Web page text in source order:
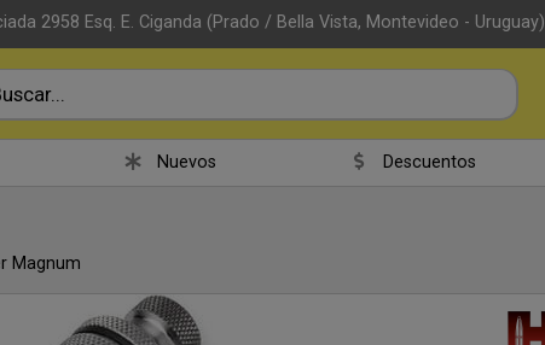
Compartir por email
2958 Esq. E. Ciganda (Prado / Bella Vista, Montevideo - Uruguay)
Nuevos Descuentos
Magnum